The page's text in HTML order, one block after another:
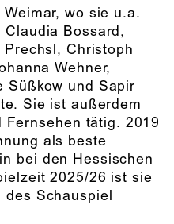
wo sie u.a.
Bossard,
Christoph
Wehner,
Süßkow und Sapir
Sie ist außerdem
tätig. 2019
als beste
bei den Hessischen
2025/26 ist sie
des Schauspiel